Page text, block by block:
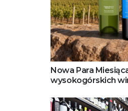
Nowa Para
wysokogórskich